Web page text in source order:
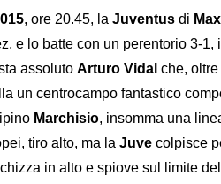
, ore 20.45, la Juventus di
e lo batte con un perentorio 3-1,
assoluto Arturo Vidal che,
un centrocampo fantastico
Marchisio, insomma una
tiro alto, ma la Juve colpisce
in alto e spiove sul limite